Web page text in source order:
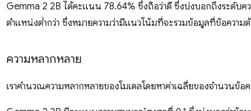
Gemma 2 2B ได้คะแนน 78.64% ซึ่งถือว่าดี ซึ่งบ่งบอกถึงระดับ
ตำแหน่งต่ำกว่า ซึ่งหมายความว่ามีแนวโน้มที่จะรวมข้อมูลที่ข้อความ
ความหลากหลาย
เราคํานวณความหลากหลายของโมเดลโดยหาค่าเฉลี่ยของจํานวนข้